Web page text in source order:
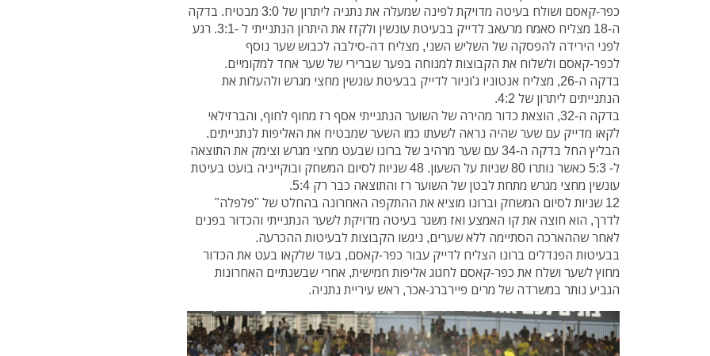
כפר-קאסם ושולח בעיטה מדויקת לפינה שמעלה את נתניה ליתרון של 3:0 מבטיח. בדקה
ה-18 מצליח סאמח מרעאב לדייק בבעיטת עונשין ולקזז את היתרון הנתנייתי ל -3:1. רגע
לפני הירידה להפסקה של השליש השני, מצליח דה-סילבה לכבוש שער נוסף
לכפר-קאסם ולשלוח את הקבוצות למנוחה בפער שברירי של שער אחד למקומיים.
בדקה ה-26, מצליח אנטוניו ג'וניור לדייק בבעיטת עונשין מחצי מגרש ולהעלות את
הנתנייתים ליתרון של 4:2.
בדקה ה-32, הוצאת כדור מהירה של השוער הנתנייתי אסף רז מחוף לחוף, והברזילאי
לקאו מדייק עם שער שהיה נראה לשעתו כמו השער שמבטיח את האליפות לנתנייתים.
הבליץ החל בדקה ה-34 עם שער מרהיב של ברונו שבעט מחצי מגרש וצימק את התוצאה
ל- 5:3 כאשר נותרו 80 שניות על השעון. 48 שניות לסיום המשחק ובוקייניה בועט בעיטת
עונשין מחצי מגרש מתחת לבטן של השוער רז והתוצאה כבר רק 5:4.
12 שניות לסיום המשחק וברונו מוציא את ההתקפה האחרונה בהחלט של "פלפלה"
לדרך, הוא חוצה את קו האמצע ואז משגר בעיטה מדויקת לשער הנתנייתי והכדור בפנים
לאחר שההארכה הסתיימה ללא שערים, ניגשו הקבוצות לבעיטות ההכרעה.
בבעיטות הפנדלים ברונו הצליח לדייק עבור כפר-קאסם, בעוד שלקאו בעט את הכדור
מחוץ לשער ושלח את כפר-קאסם לחגוג אליפות חמישית, אחרי שבשנתיים האחרונות
הגביע נותר במשרדה של מרים פיירברג-אכר, ראש עיריית נתניה.